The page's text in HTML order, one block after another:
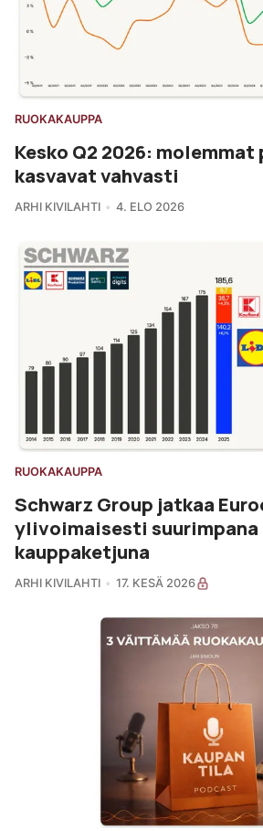
RUOKAKAUPPA
Kesko Q2 2026:
kasvavat vahvasti
ARHI KIVILAHTI 4. ELO 2026
RUOKAKAUPPA
Schwarz Group jatkaa
ylivoimaisesti suurimpana
kauppaketjuna
ARHI KIVILAHTI 17. KESÄ 2026